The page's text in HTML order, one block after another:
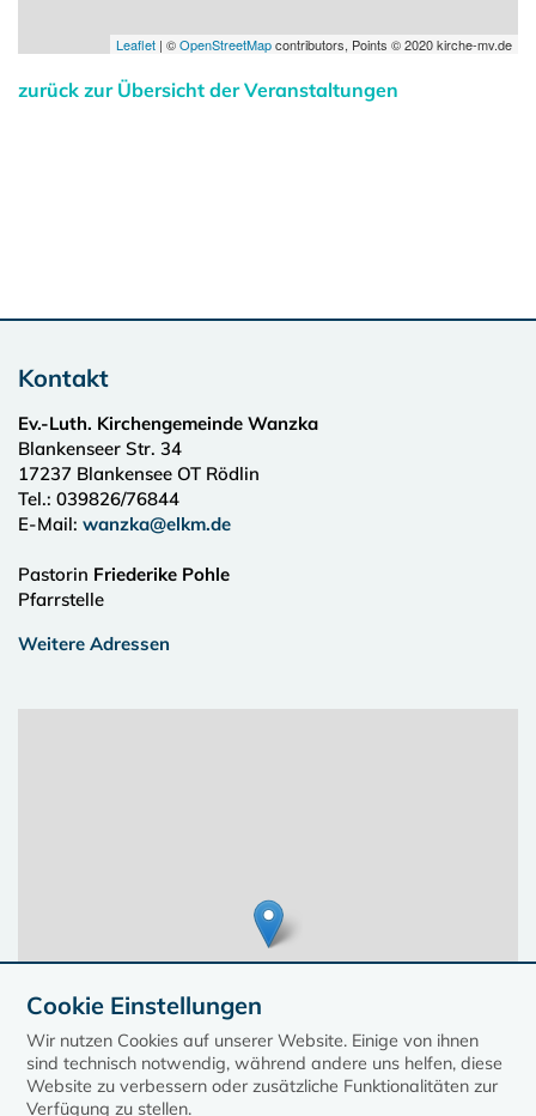
Leaflet | ©OpenStreetMapcontributors, Points © 2020 kirche-mv.de
zurück zur Übersicht der Veranstaltungen
Kontakt
Ev.-Luth. Kirchengemeinde Wanzka
Blankenseer Str. 34
17237 Blankensee OT Rödlin
Tel.: 039826/76844
E-Mail: wanzka@elkm.de
Pastorin Friederike Pohle
Pfarrstelle
Weitere Adressen
Cookie Einstellungen
Wir nutzen Cookies auf unserer Website. Einige von ihnen
sind technisch notwendig, während andere uns helfen, diese
Website zu verbessern oder zusätzliche Funktionalitäten zur
Verfügung zu stellen.